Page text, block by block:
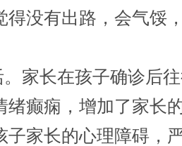
得没有出路，会气馁
长在孩子确诊后往
绪癫痫，增加了家长
子家长的心理障碍，